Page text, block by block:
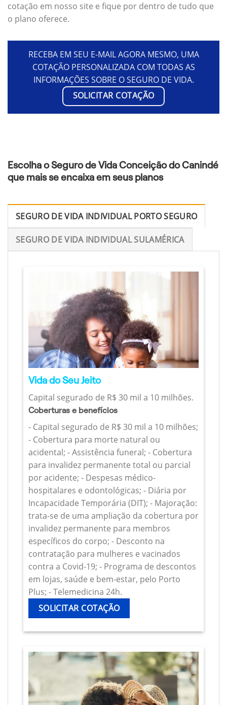
cotação em nosso site e fique por dentro de tudo que
o plano oferece.
RECEBA EM SEU E-MAIL AGORA MESMO, UMA
COTAÇÃO PERSONALIZADA COM TODAS AS
INFORMAÇÕES SOBRE O SEGURO DE VIDA.
SOLICITAR COTAÇÃO
Escolha o Seguro de Vida Conceição do Canindé
que mais se encaixa em seus planos
SEGURO DE VIDA INDIVIDUAL PORTO SEGURO
SEGURO DE VIDA INDIVIDUAL SULAMÉRICA
Vida do Seu Jeito
Capital segurado de R$ 30 mil a 10 milhões.
Coberturas e benefícios
- Capital segurado de R$ 30 mil a 10 milhões;
- Cobertura para morte natural ou
acidental; - Assistência funeral; - Cobertura
para invalidez permanente total ou parcial
por acidente; - Despesas médico-
hospitalares e odontológicas; - Diária por
Incapacidade Temporária (DIT); - Majoração:
trata-se de uma ampliação da cobertura por
invalidez permanente para membros
específicos do corpo; - Desconto na
contratação para mulheres e vacinados
contra a Covid-19; - Programa de descontos
em lojas, saúde e bem-estar, pelo Porto
Plus; - Telemedicina 24h.
SOLICITAR COTAÇÃO